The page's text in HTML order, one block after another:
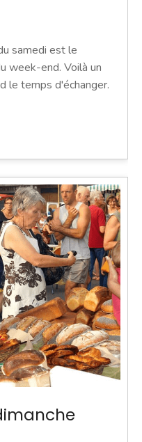
samedi est le
week-end. Voilà un
le temps d'échanger.